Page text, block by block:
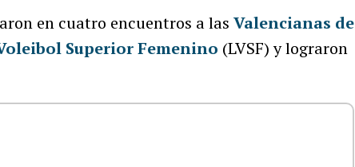
en cuatro encuentros a lasValencianas de
Superior Femenino (LVSF) y lograron